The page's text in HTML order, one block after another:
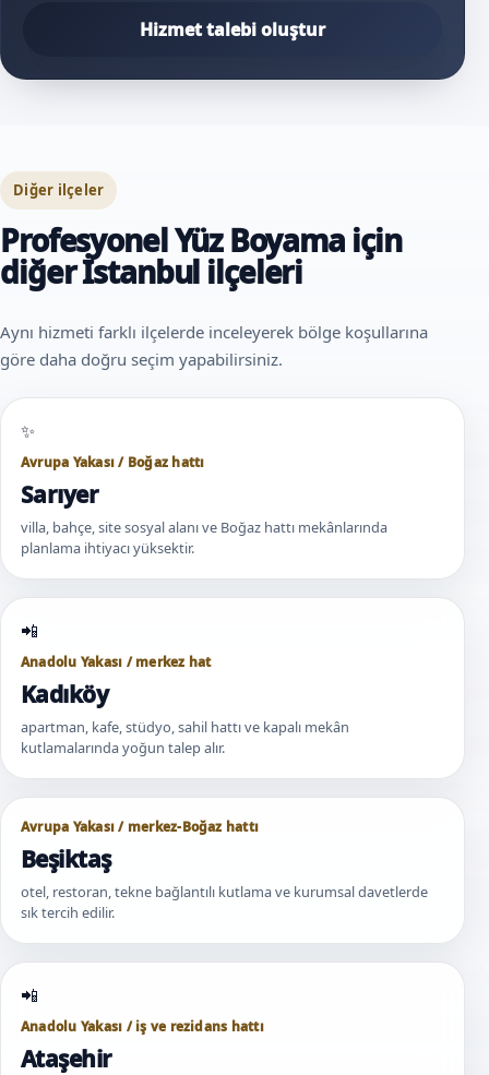
Hizmet talebi oluştur
Diğer ilçeler
Profesyonel Yüz Boyama için
diğer İstanbul ilçeleri
Aynı hizmeti farklı ilçelerde inceleyerek bölge koşullarına
göre daha doğru seçim yapabilirsiniz.
Avrupa Yakası / Boğaz hattı
Sarıyer
villa, bahçe, site sosyal alanı ve Boğaz hattı mekânlarında
planlama ihtiyacı yüksektir.
Anadolu Yakası / merkez hat
Kadıköy
apartman, kafe, stüdyo, sahil hattı ve kapalı mekân
kutlamalarında yoğun talep alır.
Avrupa Yakası / merkez-Boğaz hattı
Beşiktaş
otel, restoran, tekne bağlantılı kutlama ve kurumsal davetlerde
sık tercih edilir.
Anadolu Yakası / iş ve rezidans hattı
Ataşehir